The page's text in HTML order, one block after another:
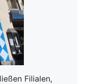
Filialen,